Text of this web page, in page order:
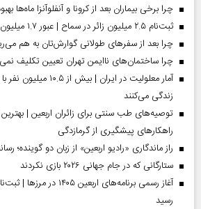
چرا برخی بیماران بعد از کرونا و آنفلوآنزا ماه‌ها
ثبت‌نام ۲.۵ میلیون زائر در سماح | عبور ۱.۷ میلیون نفر از مرز‌های اربعین
چرا بعد از سفرهای طولانی گوارش‌تان به هم
چرا ساختمان‌های ناایمن تهران تعیین تکلیف
آمار معلولیت در ایران |
زندگی می‌کنند
توصیه‌های طب سنتی برای زائران اربعین |
راهکارهای پیشگیری از گرمازدگی
راز ماندگاری «رادیو اربعین» از زبان دو گوینده؛
ستارگانی که در جام جهانی ۲۰۲۶ بازی نکردند
رسید